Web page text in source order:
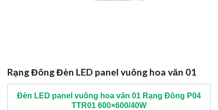
Rạng Đông Đèn LED panel vuông hoa văn 01
Đèn LED panel vuông hoa văn 01 Rạng Đông P04
TTR01 600×600/40W